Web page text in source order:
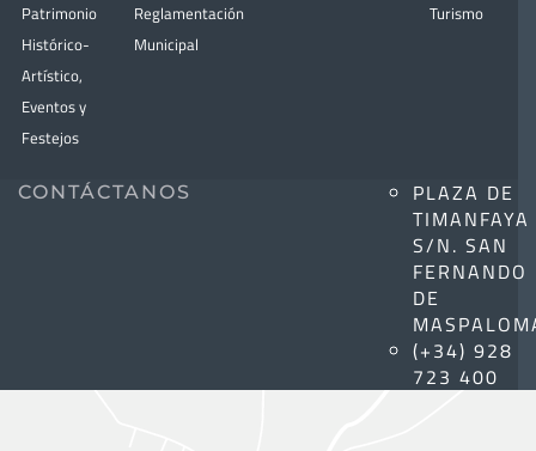
Patrimonio
Histórico-
Artístico,
Eventos y
Festejos
Reglamentación
Municipal
Turismo
CONTÁCTANOS
PLAZA DE
TIMANFAYA
S/N. SAN
FERNANDO
DE
(+34) 928
723 400